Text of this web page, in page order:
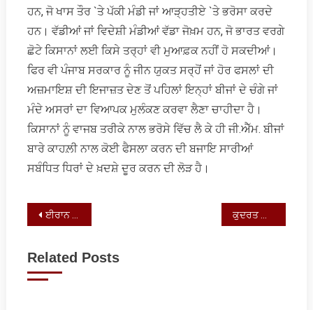
ਹਨ, ਜੋ ਖਾਸ ਤੌਰ `ਤੇ ਪੱਕੀ ਮੰਡੀ ਜਾਂ ਆੜ੍ਹਤੀਏ `ਤੇ ਭਰੋਸਾ ਕਰਦੇ
ਹਨ। ਵੱਡੀਆਂ ਜਾਂ ਵਿਦੇਸ਼ੀ ਮੰਡੀਆਂ ਵੱਡਾ ਜੋਖ਼ਮ ਹਨ, ਜੋ ਭਾਰਤ ਵਰਗੇ
ਛੋਟੇ ਕਿਸਾਨਾਂ ਲਈ ਕਿਸੇ ਤਰ੍ਹਾਂ ਵੀ ਮੁਆਫ਼ਕ ਨਹੀਂ ਹੋ ਸਕਦੀਆਂ।
ਫਿਰ ਵੀ ਪੰਜਾਬ ਸਰਕਾਰ ਨੂੰ ਜੀਨ ਯੁਕਤ ਸਰ੍ਹੋਂ ਜਾਂ ਹੋਰ ਫਸਲਾਂ ਦੀ
ਅਜ਼ਮਾਇਸ਼ ਦੀ ਇਜਾਜ਼ਤ ਦੇਣ ਤੋਂ ਪਹਿਲਾਂ ਇਨ੍ਹਾਂ ਬੀਜਾਂ ਦੇ ਚੰਗੇ ਜਾਂ
ਮੰਦੇ ਅਸਰਾਂ ਦਾ ਵਿਆਪਕ ਮੁਲੰਕਣ ਕਰਵਾ ਲੈਣਾ ਚਾਹੀਦਾ ਹੈ।
ਕਿਸਾਨਾਂ ਨੂੰ ਵਾਜਬ ਤਰੀਕੇ ਨਾਲ ਭਰੋਸੇ ਵਿੱਚ ਲੈ ਕੇ ਹੀ ਜੀ.ਐੱਮ. ਬੀਜਾਂ
ਬਾਰੇ ਕਾਹਲ਼ੀ ਨਾਲ ਕੋਈ ਫੈਸਲਾ ਕਰਨ ਦੀ ਬਜਾਇ ਸਾਰੀਆਂ
ਸਬੰਧਿਤ ਧਿਰਾਂ ਦੇ ਖ਼ਦਸ਼ੇ ਦੂਰ ਕਰਨ ਦੀ ਲੋੜ ਹੈ।
Post
ਈਰਾਨ ਨਾਲ ਪੰਜਾਬੀਆਂ ਦੀ ਧਾਰਮਿਕ ਸਾਂਝ
Related Posts